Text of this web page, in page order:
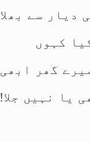
دیار سے بھلا
کہوں
گھر ابھی
یا نہیں جلا!